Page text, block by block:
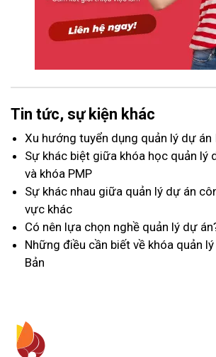
Tin tức, sự kiện khác
Xu hướng tuyển dụng quản lý dự
Sự khác biệt giữa khóa học quản lý
và khóa PMP
Sự khác nhau giữa quản lý dự án
vực khác
Có nên lựa chọn nghề quản lý dự
Những điều cần biết về khóa quản
Bản